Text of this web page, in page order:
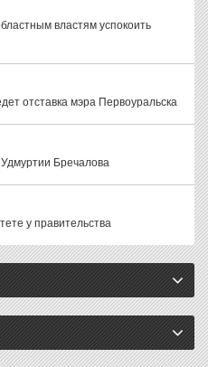
властям успокоить
отставка мэра Первоуральска
Удмуртии Бречалова
у правительства